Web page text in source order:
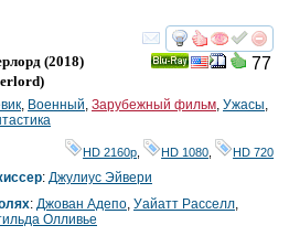
смотреть
77
(2018)
)
, Военный, Зарубежный фильм, Ужасы,
HD 2160р HD 1080 HD 720
: Джулиус Эйвери
: Джован Адепо, Уайатт Расселл,
Олливье